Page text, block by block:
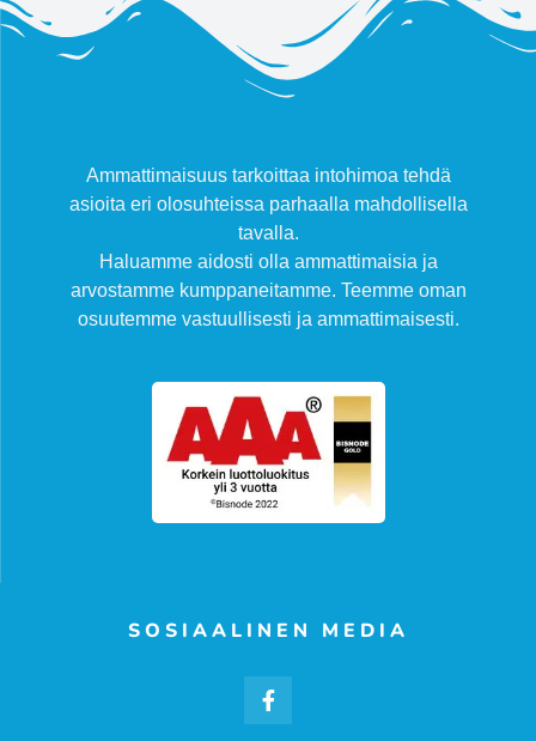
Ammattimaisuus tarkoittaa intohimoa tehdä
asioita eri olosuhteissa parhaalla mahdollisella
tavalla.
Haluamme aidosti olla ammattimaisia ja
arvostamme kumppaneitamme. Teemme oman
osuutemme vastuullisesti ja ammattimaisesti.
SOSIAALINEN MEDIA